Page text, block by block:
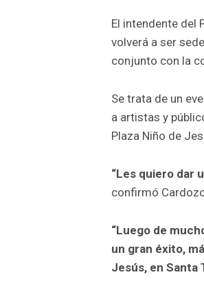
El intendente del
volverá a ser
conjunto con la
Se trata de un
a artistas y
Plaza Niño de
“Les quiero dar
confirmó
“Luego de
un gran éxito,
Jesús, en Santa